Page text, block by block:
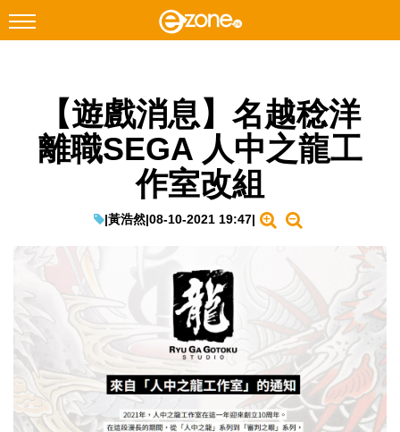
Facebook Instagram
科技焦點
教學評測
EduTech
生成式AI與雲端應用
Enterprise Digital Transformation
特集
【遊戲消息】名越稔洋
離職SEGA 人中之龍工
作室改組
|黃浩然|08-10-2021 19:47|